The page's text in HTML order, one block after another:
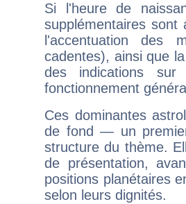
Si l'heure de
supplémentaires sont
l'accentuation des
cadentes), ainsi que
des indications sur
fonctionnement
Ces dominantes
de fond — un
structure du thème.
de présentation,
positions planétaires
selon leurs dignités.